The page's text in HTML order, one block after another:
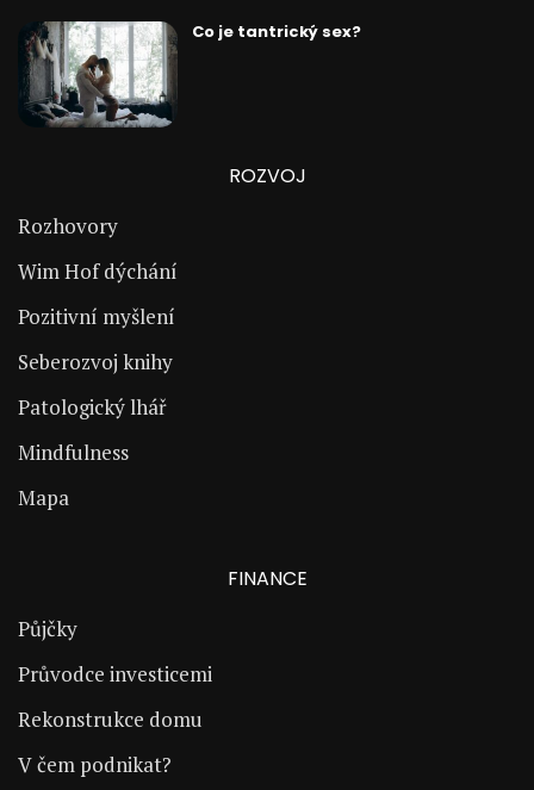
Co je tantrický sex?
ROZVOJ
Rozhovory
Wim Hof dýchání
Pozitivní myšlení
Seberozvoj knihy
Patologický lhář
Mindfulness
Mapa
FINANCE
Půjčky
Průvodce investicemi
Rekonstrukce domu
V čem podnikat?